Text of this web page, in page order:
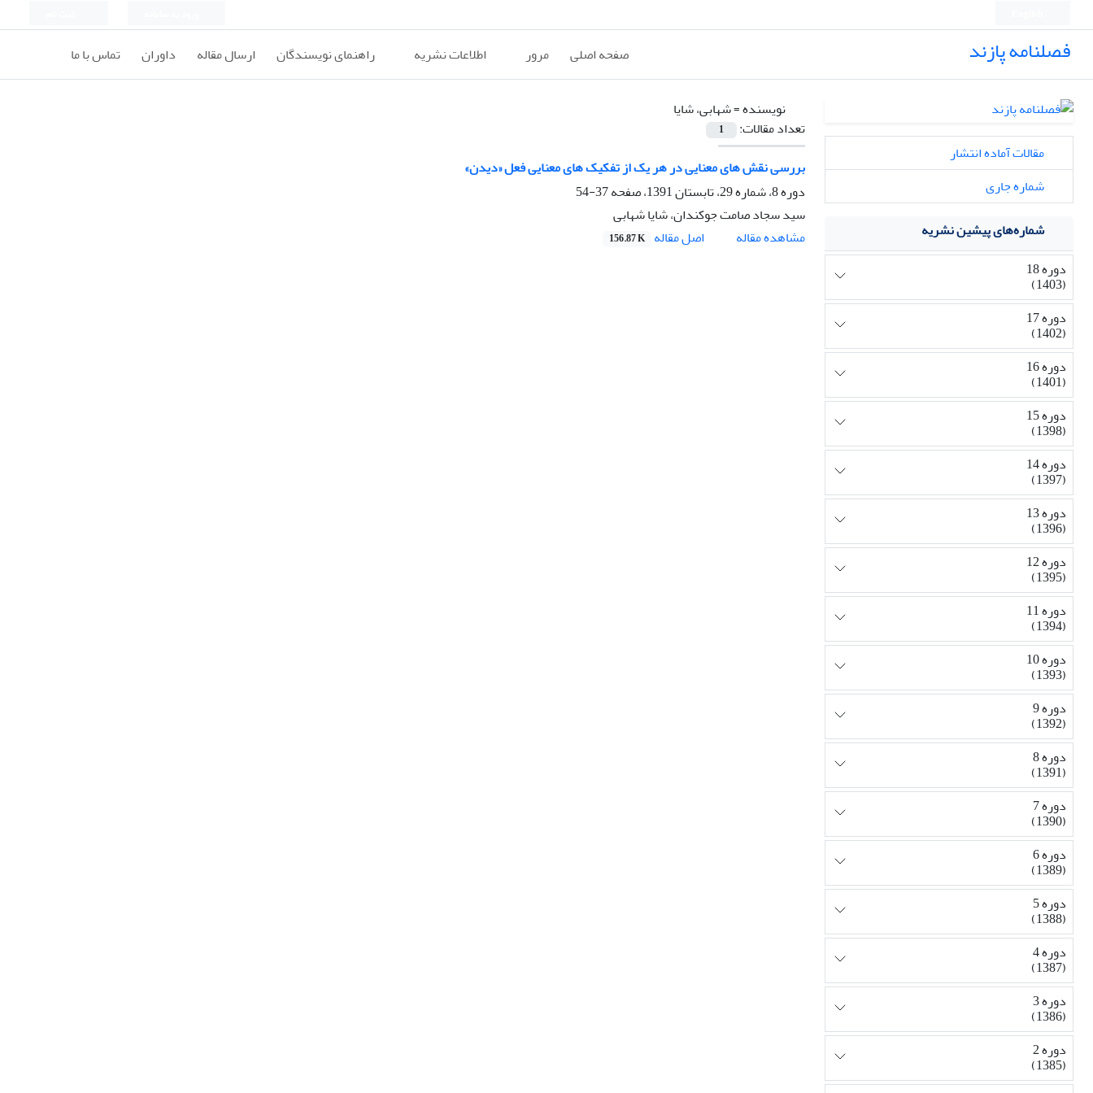
فصلنامه پازند صفحه اصلی مرور اطلاعات نشریه راهنمای نویسندگان ارسال مقاله داوران تماس با ما
نویسنده =شهابی، شایا
تعداد مقالات:
1
بررسی نقش های معنایی در هر یک از تفکیک های معنایی فعل «دیدن»
دوره 8، شماره 29، تابستان 1391، صفحه
37-54
سید سجاد صامت جوکندان، شایا شهابی
مشاهده مقاله
اصل مقاله 156.87 K
مقالات آماده انتشار
شماره جاری
شماره‌های پیشین نشریه
دوره 18
(1403)
دوره 17
(1402)
دوره 16
(1401)
دوره 15
(1398)
دوره 14
(1397)
دوره 13
(1396)
دوره 12
(1395)
دوره 11
(1394)
دوره 10
(1393)
دوره 9
(1392)
دوره 8
(1391)
دوره 7
(1390)
دوره 6
(1389)
دوره 5
(1388)
دوره 4
(1387)
دوره 3
(1386)
دوره 2
(1385)